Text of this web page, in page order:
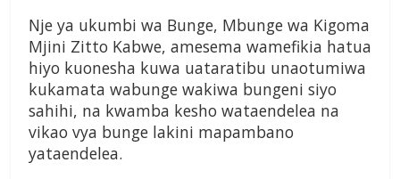
Nje ya ukumbi wa Bunge, Mbunge wa Kigoma
Mjini Zitto Kabwe, amesema wamefikia hatua
hiyo kuonesha kuwa uataratibu unaotumiwa
kukamata wabunge wakiwa bungeni siyo
sahihi, na kwamba kesho wataendelea na
vikao vya bunge lakini mapambano
yataendelea.